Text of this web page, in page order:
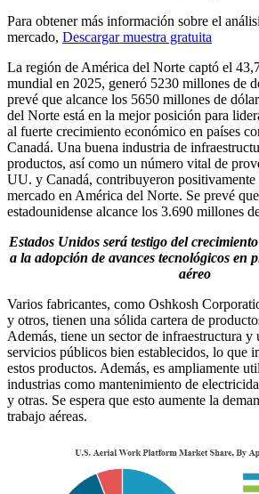
Para obtener más información sobre el
mercado, Descargar muestra gratuita
La región de América del Norte captó el
mundial en 2025, generó 5230 millones de
prevé que alcance los 5650 millones de
del Norte está en la mejor posición para
al fuerte crecimiento económico en países
Canadá. Una buena industria de
productos, así como un número vital de
UU. y Canadá, contribuyeron positivamente
mercado en América del Norte. Se prevé
estadounidense alcance los 3.690 millones
Estados Unidos será testigo del
a la adopción de avances tecnológicos en
aéreo
Varios fabricantes, como Oshkosh
y otros, tienen una sólida cartera de
Además, tiene un sector de infraestructura y
servicios públicos bien establecidos, lo que
estos productos. Además, es ampliamente
industrias como mantenimiento de
y otras. Se espera que esto aumente la
trabajo aéreas.